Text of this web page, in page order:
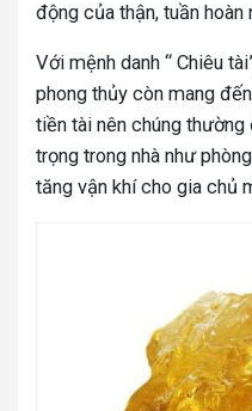
động của thận, tuần hoàn
Với mệnh danh “ Chiêu
phong thủy còn mang
tiền tài nên chúng
trọng trong nhà như
tăng vận khí cho gia chủ